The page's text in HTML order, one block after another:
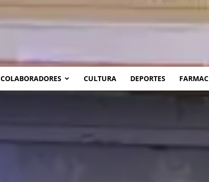
COLABORADORES CULTURA DEPORTES